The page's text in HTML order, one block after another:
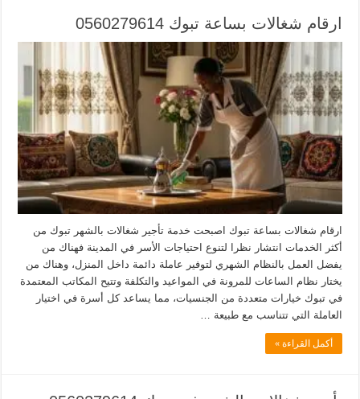
ارقام شغالات بساعة تبوك 0560279614
ارقام شغالات بساعة تبوك اصبحت خدمة تأجير شغالات بالشهر تبوك من
أكثر الخدمات انتشار نظرا لتنوع احتياجات الأسر في المدينة فهناك من
يفضل العمل بالنظام الشهري لتوفير عاملة دائمة داخل المنزل، وهناك من
يختار نظام الساعات للمرونة في المواعيد والتكلفة وتتيح المكاتب المعتمدة
في تبوك خيارات متعددة من الجنسيات، مما يساعد كل أسرة في اختيار
العاملة التي تتناسب مع طبيعة …
أكمل القراءة »